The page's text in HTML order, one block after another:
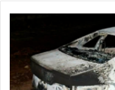
Incendiado
Cuerpo